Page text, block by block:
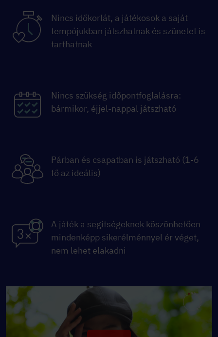
Nincs időkorlát, a játékosok a saját
tempójukban játszhatnak és szünetet is
tarthatnak
Nincs szükség időpontfoglalásra:
bármikor, éjjel-nappal játszható
Párban és csapatban is játszható (1-6
fő az ideális)
A játék a segítségeknek köszönhetően
mindenképp sikerélménnyel ér véget,
nem lehet elakadni